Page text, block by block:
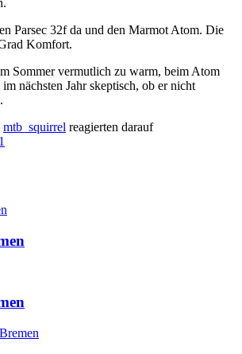
Parsec 32f da und den Marmot Atom. Die
Komfort.
Sommer vermutlich zu warm, beim Atom
nächsten Jahr skeptisch, ob er nicht
mtb_squirrel reagierten darauf
1